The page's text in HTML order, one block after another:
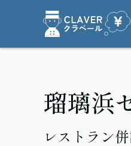
瑠璃浜
レストラン